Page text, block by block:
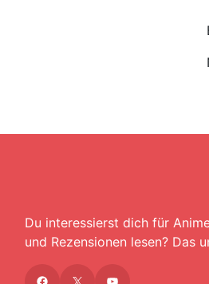
Du interessierst dich für Anime und Spiele? Willst du stets die neuesten News
und Rezensionen lesen? Das
Facebook
X YouTube